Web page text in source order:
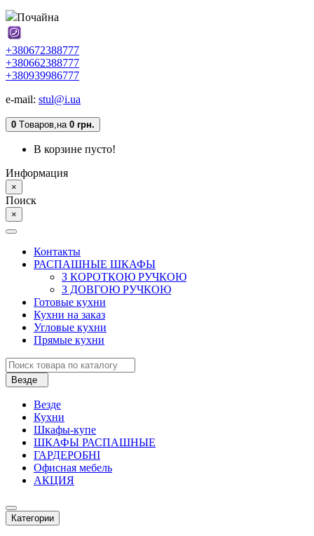
Почайна
+380672388777
+380662388777
+380939986777
e-mail: stul@i.ua
0 Tоваров,на 0 грн.
В корзине пусто!
Информация
×
Поиск
×
Контакты
РАСПАШНЫЕ ШКАФЫ
З КОРОТКОЮ РУЧКОЮ
З ДОВГОЮ РУЧКОЮ
Готовые кухни
Кухни на заказ
Угловые кухни
Прямые кухни
Везде
Везде
Кухни
Шкафы-купе
ШКАФЫ РАСПАШНЫЕ
ГАРДЕРОБНІ
Офисная мебель
АКЦИЯ
Категории